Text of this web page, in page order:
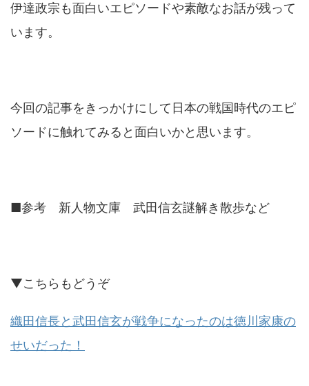
伊達政宗も面白いエピソードや素敵なお話が残って
います。
今回の記事をきっかけにして日本の戦国時代のエピ
ソードに触れてみると面白いかと思います。
■参考 新人物文庫 武田信玄謎解き散歩など
▼こちらもどうぞ
織田信長と武田信玄が戦争になったのは徳川家康の
せいだった！